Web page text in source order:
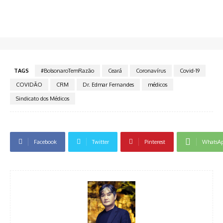
TAGS #BolsonaroTemRazão Ceará Coronavírus
Covid-19
COVIDÃO
CRM Dr. Edmar Fernandes
médicos
Sindicato dos Médicos
Facebook Twitter Pinterest